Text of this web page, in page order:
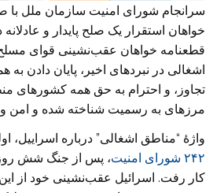
خواهان استقرار یک صلح پایدار و
قطعنامه خواهان عقب‌نشینی قوای
اشغالی در نبردهای اخیر، پایان دادن به
تجاوز، و احترام به حق همه کشورهای
مرزهای به رسمیت شناخته شده و امن و
واژهٔ “مناطق اشغالی” درباره اسراییل،
۲۴۲ شورای امنیت
کار رفت. اسرائیل عقب‌نشینی خود از